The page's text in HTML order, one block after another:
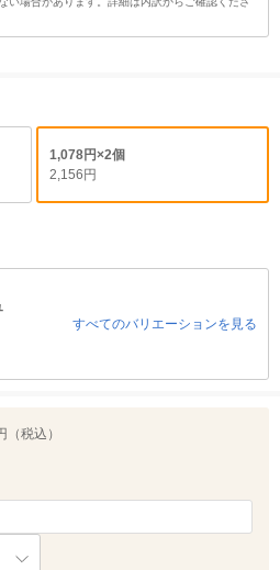
1,078円×2個
2,156円
すべてのバリエーションを見る
（税込）